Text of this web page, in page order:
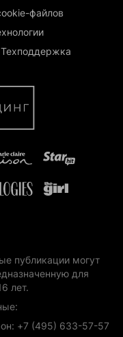
файлов
Техподдержка
публикации могут
для
лет.
+7 (495) 633-57-57